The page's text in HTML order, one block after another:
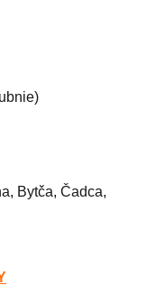
Bytča, Čadca,